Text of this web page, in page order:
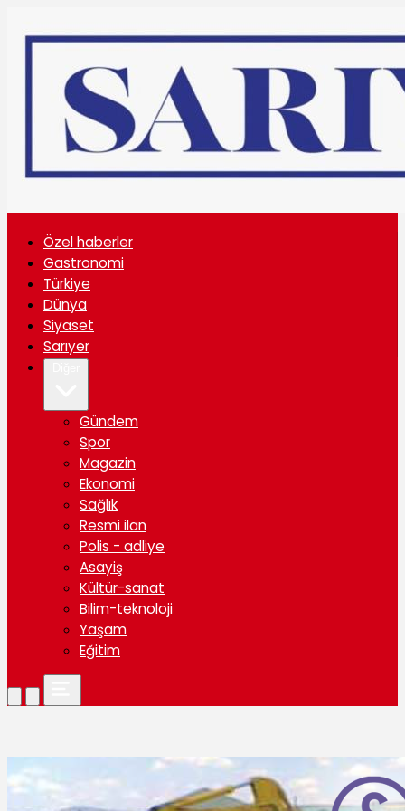
Özel haberler
Gastronomi
Türkiye
Dünya
Siyaset
Sarıyer
Gündem
Spor
Magazin
Ekonomi
Sağlık
Resmi ilan
Polis - adliye
Asayiş
Kültür-sanat
Bilim-teknoloji
Yaşam
Eğitim